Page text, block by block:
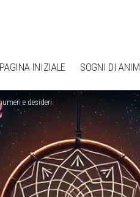
PAGINA INIZIALE SOGNI DI
e desideri